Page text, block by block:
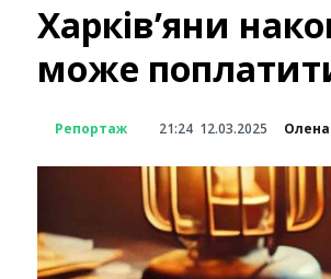
Харків’яни
може
Репортаж 21:24 12.03.2025